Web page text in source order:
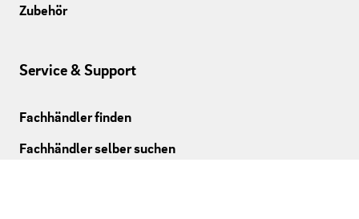
Zubehör
Service & Support
Fachhändler finden
Fachhändler selber suchen